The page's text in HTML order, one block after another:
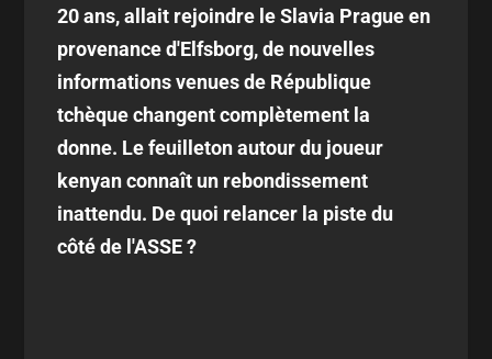
20 ans, allait rejoindre le Slavia Prague en
provenance d'Elfsborg, de nouvelles
informations venues de République
tchèque changent complètement la
donne. Le feuilleton autour du joueur
kenyan connaît un rebondissement
inattendu. De quoi relancer la piste du
côté de l'ASSE ?